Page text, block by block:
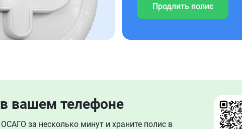
Продлить полис
вашем телефоне
за несколько минут и храните полис в